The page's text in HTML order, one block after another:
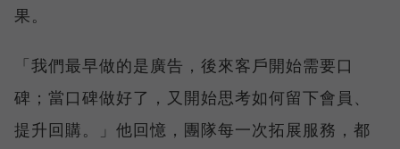
果。
「我們最早做的是廣告，後來客戶開始需要口
碑；當口碑做好了，又開始思考如何留下會員、
提升回購。」他回憶，團隊每一次拓展服務，都